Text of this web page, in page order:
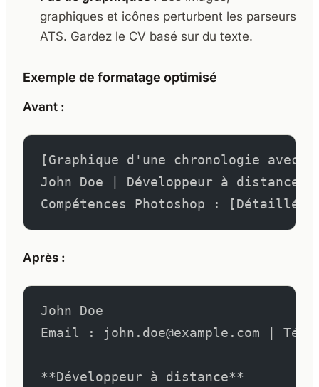
graphiques et icônes perturbent les parseurs
ATS. Gardez le CV basé sur du texte.
Exemple de formatage optimisé
Avant :
[Graphique d'une chronologie avec
John Doe | Développeur à distance
Compétences Photoshop :
Après :
John Doe
Email : john.doe@example.com |
**Développeur à distance**